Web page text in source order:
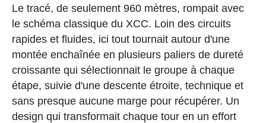
Le tracé, de seulement 960 mètres, rompait avec
le schéma classique du XCC. Loin des circuits
rapides et fluides, ici tout tournait autour d'une
montée enchaînée en plusieurs paliers de dureté
croissante qui sélectionnait le groupe à chaque
étape, suivie d'une descente étroite, technique et
sans presque aucune marge pour récupérer. Un
design qui transformait chaque tour en un effort